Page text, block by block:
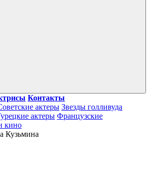
Контакты
актеры Звезды голливуда
актеры Французские
кино
Кузьмина